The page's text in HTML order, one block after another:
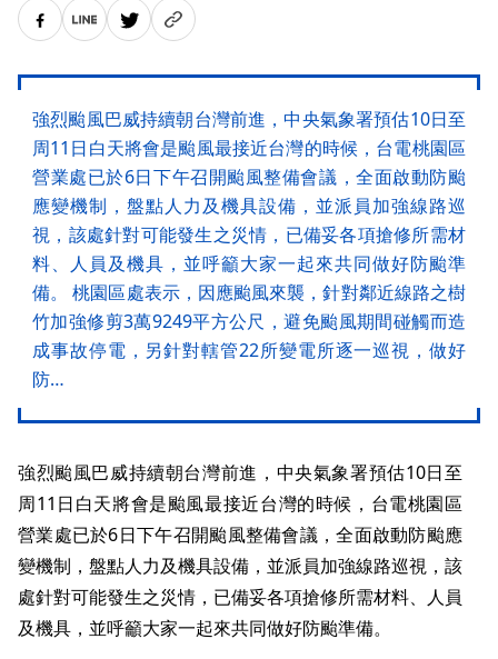
強烈颱風巴威持續朝台灣前進，中央氣象署預估10日至
周11日白天將會是颱風最接近台灣的時候，台電桃園區
營業處已於6日下午召開颱風整備會議，全面啟動防颱
應變機制，盤點人力及機具設備，並派員加強線路巡
視，該處針對可能發生之災情，已備妥各項搶修所需材
料、人員及機具，並呼籲大家一起來共同做好防颱準
備。 桃園區處表示，因應颱風來襲，針對鄰近線路之樹
竹加強修剪3萬9249平方公尺，避免颱風期間碰觸而造
成事故停電，另針對轄管22所變電所逐一巡視，做好
防…
強烈颱風巴威持續朝台灣前進，中央氣象署預估10日至
周11日白天將會是颱風最接近台灣的時候，台電桃園區
營業處已於6日下午召開颱風整備會議，全面啟動防颱應
變機制，盤點人力及機具設備，並派員加強線路巡視，該
處針對可能發生之災情，已備妥各項搶修所需材料、人員
及機具，並呼籲大家一起來共同做好防颱準備。